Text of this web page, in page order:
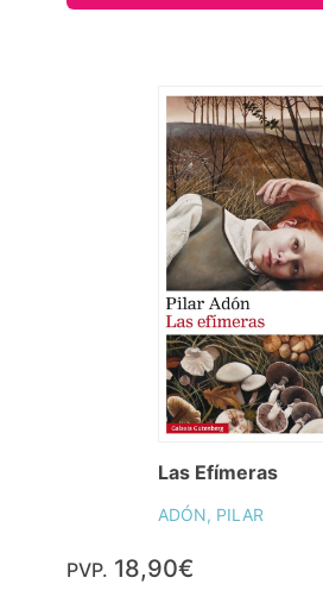
Las Efímeras
ADÓN, PILAR
PVP. 18,90€